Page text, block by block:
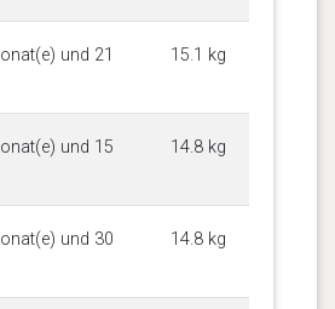
und 21
15.1 kg
und 15
14.8 kg
und 30
14.8 kg